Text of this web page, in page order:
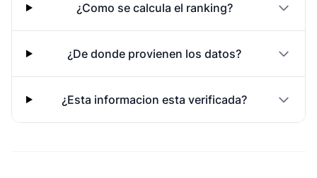
¿Como se calcula el ranking?
¿De donde provienen los datos?
¿Esta informacion esta verificada?